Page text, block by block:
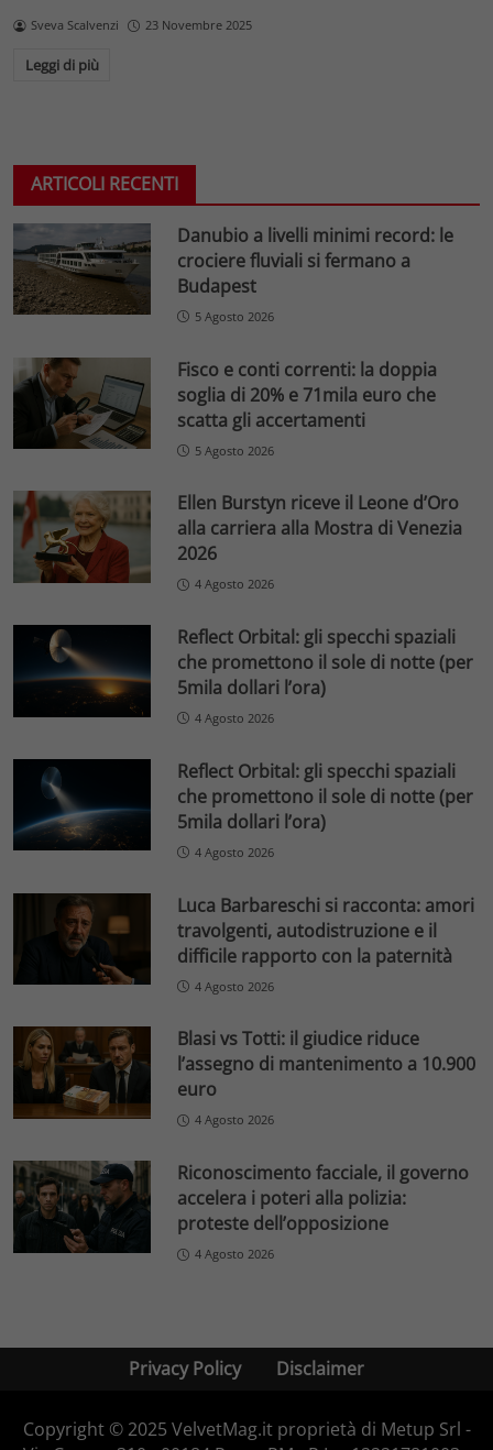
Sveva Scalvenzi 23 Novembre 2025
Leggi di più
ARTICOLI RECENTI
Danubio a livelli minimi record: le
crociere fluviali si fermano a
Budapest
5 Agosto 2026
Fisco e conti correnti: la doppia
soglia di 20% e 71mila euro che
scatta gli accertamenti
5 Agosto 2026
Ellen Burstyn riceve il Leone d’Oro
alla carriera alla Mostra di Venezia
2026
4 Agosto 2026
Reflect Orbital: gli specchi spaziali
che promettono il sole di notte (per
5mila dollari l’ora)
4 Agosto 2026
Reflect Orbital: gli specchi spaziali
che promettono il sole di notte (per
5mila dollari l’ora)
4 Agosto 2026
Luca Barbareschi si racconta: amori
travolgenti, autodistruzione e il
difficile rapporto con la paternità
4 Agosto 2026
Blasi vs Totti: il giudice riduce
l’assegno di mantenimento a 10.900
euro
4 Agosto 2026
Riconoscimento facciale, il governo
accelera i poteri alla polizia:
proteste dell’opposizione
4 Agosto 2026
Privacy Policy Disclaimer
Copyright © 2025 VelvetMag.it proprietà di Metup Srl -